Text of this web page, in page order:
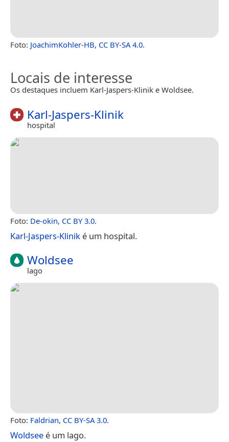
Foto: JoachimKohler-HB, CC BY-SA 4.0.
Locais de interesse
Os destaques incluem Karl-Jaspers-Klinik e Woldsee.
Karl-Jaspers-Klinik
hospital
Foto: De-okin, CC BY 3.0.
Karl-Jaspers-Klinik é um hospital.
Woldsee
lago
Foto: Faldrian, CC BY-SA 3.0.
Woldsee é um lago.